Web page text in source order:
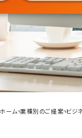
ホーム 業種別のご提案 ビジ